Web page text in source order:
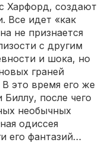
Харфорд, создают
Все идет «как
не признается
с другим
и шока, но
граней
В это время его же
после чего
необычных
одиссея
его фантазий…